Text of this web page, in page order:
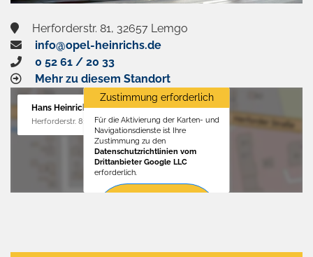
Herforderstr. 81, 32657 Lemgo
info@opel-heinrichs.de
0 52 61 / 20 33
Mehr zu diesem Standort
Hans Heinrichs GmbH
Herforderstr. 81, 32657 Lemgo
Zustimmung erforderlich
Für die Aktivierung der Karten- und
Navigationsdienste ist Ihre
Zustimmung zu den
Datenschutzrichtlinien vom
Drittanbieter Google LLC
erforderlich.